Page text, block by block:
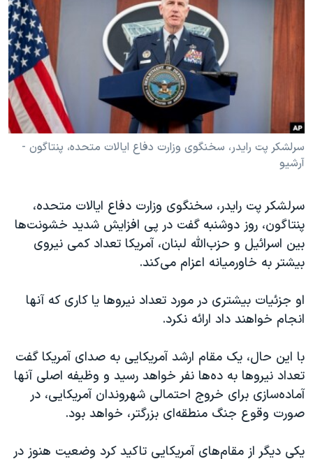
حقوق شهروندی
علم و فناوری
آرشیو پخش زنده
انتخابات ریاست جمهوری آمریکا ۲۰۲۴
حمله جمهوری اسلامی به اسرائیل
ورزش زنان در ایران
اعتراضات زن، زندگی، آزادی
مجموعه مستندهای دادخواهی
دادگاه حمید نوری
چهل سال گروگان‌گیری
قانون شفافیت دارائی کادر رهبری ایران
اسرائیل در جنگ
همایش محافظه‌کاران آمریکا «سی‌پک»
صفحه‌های ویژه
سفر پرزیدنت ترامپ به چین
زبانهای مختلف
سرلشکر پت رایدر، سخنگوی وزارت دفاع ایالات متحده، پنتاگون -
آرشیو
سرلشکر پت رایدر، سخنگوی وزارت دفاع ایالات متحده،
پنتاگون، روز دوشنبه گفت در پی افزایش شدید خشونت‌ها
بین اسرائیل و حزب‌الله لبنان، آمریکا تعداد کمی نیروی
بیشتر به خاورمیانه اعزام می‌کند.
او جزئیات بیشتری در مورد تعداد نیروها یا کاری که آنها
انجام خواهند داد ارائه نکرد.
با این حال، یک مقام ارشد آمریکایی به صدای آمریکا گفت
تعداد نیروها به ده‌ها نفر خواهد رسید و وظیفه اصلی آنها
آماده‌سازی برای خروج احتمالی شهروندان آمریکایی، در
صورت وقوع جنگ منطقه‌ای بزرگتر، خواهد بود.
یکی دیگر از مقام‌های آمریکایی تاکید کرد وضعیت هنوز در